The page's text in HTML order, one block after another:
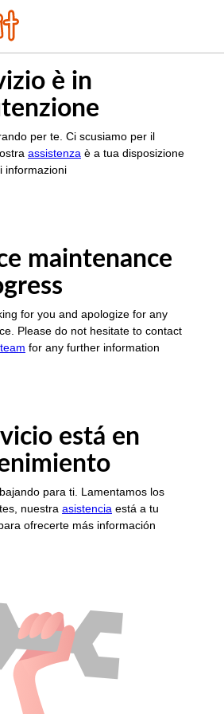
è in
per te. Ci scusiamo per il
assistenza è a tua disposizione
informazioni
maintenance
for you and apologize for any
Please do not hesitate to contact
for any further information
está en
para ti. Lamentamos los
nuestra asistencia está a tu
ofrecerte más información